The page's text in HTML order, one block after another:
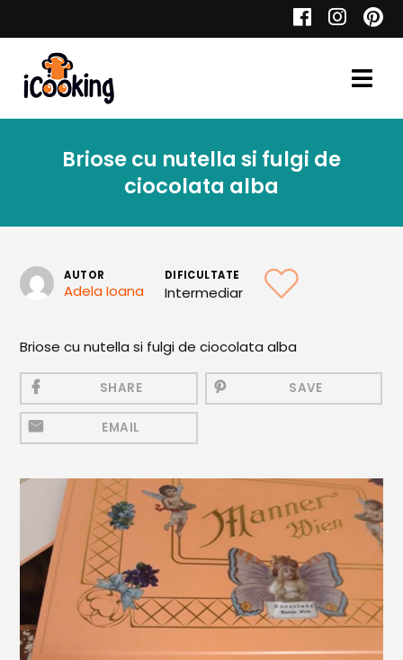
Retete
Toate Reţetele
Aperitive Calde
Aperitive Reci
Mezeluri
Ronțăieli
Băuturi
Băuturi calde
Băuturi reci
Cocktail-uri
Smoothies
Briose cu nutella si fulgi de
ciocolata alba
AUTOR
Adela Ioana
DIFICULTATE
Intermediar
Briose cu nutella si fulgi de ciocolata alba
SHARE SAVE
EMAIL